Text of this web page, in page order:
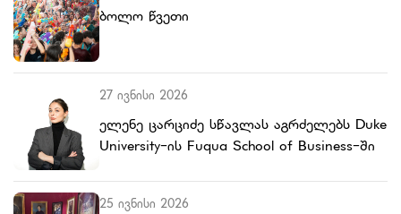
ბოლო წვეთი
27 ივნისი 2026
ელენე ცარციძე სწავლას აგრძელებს Duke
University-ის Fuqua School of Business-ში
25 ივნისი 2026